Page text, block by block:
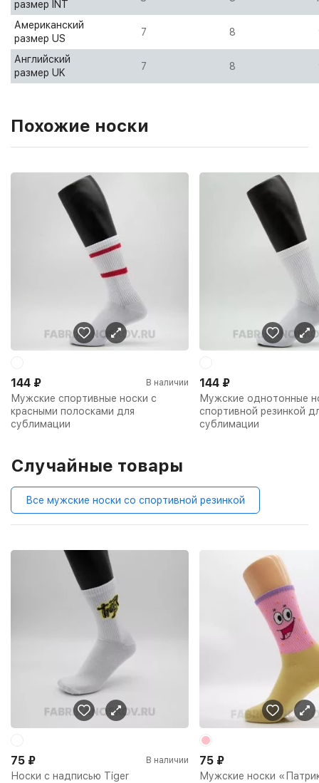
размер INT
Американский
размер US
7 8
Английский
размер UK
7 8
Похожие носки
Мужские спортивные носки с
красными полосками для
сублимации
144 ₽ В наличии
Мужские однотонные
спортивной резинкой
сублимации
144 ₽
Случайные товары
Все мужские носки со спортивной резинкой
Носки с надписью Tiger
75 ₽ В наличии
Мужские носки
75 ₽